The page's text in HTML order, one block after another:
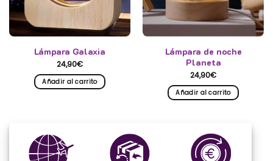
Lámpara Galaxia
24,90€
Añadir al carrito
Lámpara de noche
Planeta
24,90€
Añadir al carrito